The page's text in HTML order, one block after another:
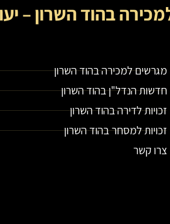
בהוד השרון –
מגרשים למכירה בהוד השרון
חדשות הנדל"ן בהוד השרון
זכויות לדירה בהוד השרון
זכויות למסחר בהוד השרון
צרו קשר